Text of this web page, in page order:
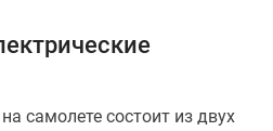
самолете состоит из двух